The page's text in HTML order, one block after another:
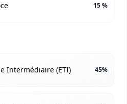
15 %
Intermédiaire (ETI) 45%